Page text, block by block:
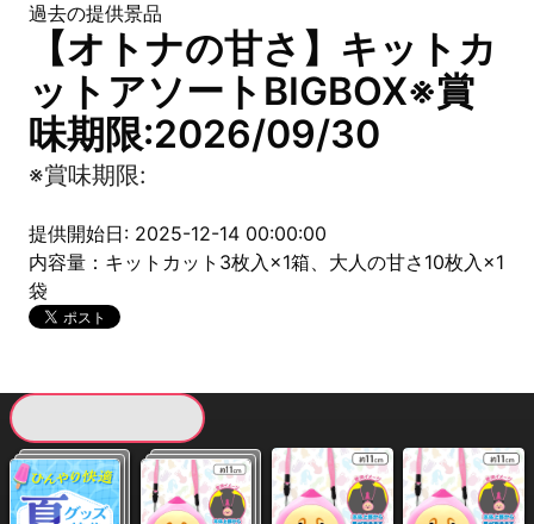
過去の提供景品
【オトナの甘さ】キットカ
ットアソートBIGBOX※賞
味期限:2026/09/30
※賞味期限:
提供開始日: 2025-12-14 00:00:00
内容量：キットカット3枚入×1箱、大人の甘さ10枚入×1
袋